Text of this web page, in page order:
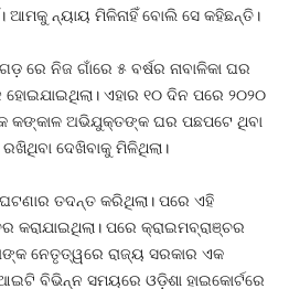
ଆମକୁ ନ୍ୟାୟ ମିଳିନାହିଁ ବୋଲି ସେ କହିଛନ୍ତି।
ରେ ନିଜ ଗାଁରେ ୫ ବର୍ଷର ନାବାଳିକା ଘର
ହୋଇଯାଇଥିଲା। ଏହାର ୧୦ ଦିନ ପରେ ୨୦୨୦
କଙ୍କାଳ ଅଭିଯୁକ୍ତଙ୍କ ଘର ପଛପଟେ ଥିବା
ଦେଖିବାକୁ ମିଳିଥିଲା।
ତଦନ୍ତ କରିଥିଲା। ପରେ ଏହି
କରାଯାଇଥିଲା। ପରେ କ୍ରାଇମବ୍ରାଞ୍ଚର
ନେତୃତ୍ୱରେ ରାଜ୍ୟ ସରକାର ଏକ
ବିଭିନ୍ନ ସମୟରେ ଓଡ଼ିଶା ହାଇକୋର୍ଟରେ